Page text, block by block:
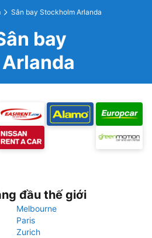
Sân bay Stockholm Arlanda
bay
đầu thế giới
Melbourne
Paris
Zurich